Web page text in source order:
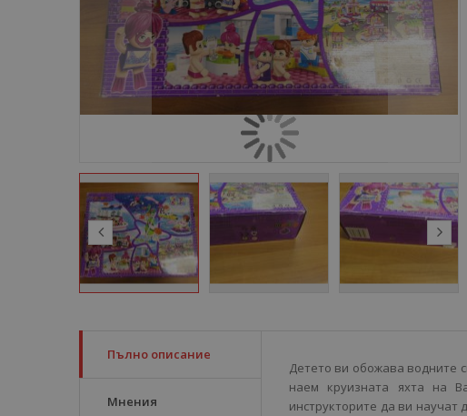
Пълно описание
Мнения
Детето ви обожава водните
наем круизната яхта на
инструкторите да ви научат